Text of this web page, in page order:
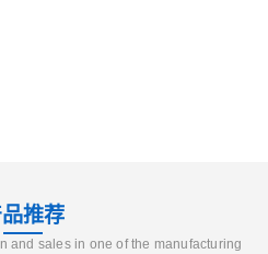
推荐
and sales in one of the manufacturing